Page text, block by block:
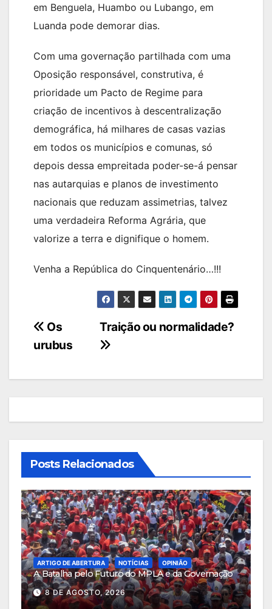
em Benguela, Huambo ou Lubango, em
Luanda pode demorar dias.
Com uma governação partilhada com uma
Oposição responsável, construtiva, é
prioridade um Pacto de Regime para
criação de incentivos à descentralização
demográfica, há milhares de casas vazias
em todos os municípios e comunas, só
depois dessa empreitada poder-se-á pensar
nas autarquias e planos de investimento
nacionais que reduzam assimetrias, talvez
uma verdadeira Reforma Agrária, que
valorize a terra e dignifique o homem.
Venha a República do Cinquentenário…!!!
Navegação
de
artigos
Traição ou normalidade?
Os
urubus
Posts Relacionados
ARTIGO DE ABERTURA NOTÍCIAS OPINIÃO
A Batalha pelo Futuro do MPLA e da Governação
8 DE AGOSTO, 2026